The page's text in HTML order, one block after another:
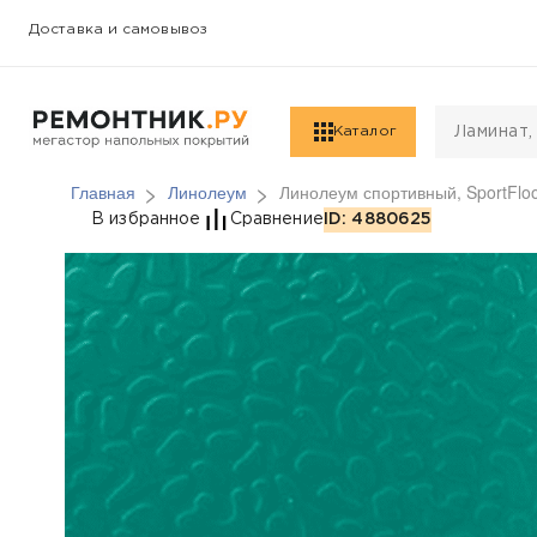
Доставка и самовывоз
Каталог
Главная Линолеум Линолеум спортивный,
Линолеум
В избранное Сравнение ID: 4880625